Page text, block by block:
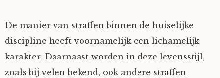
De manier van straffen binnen de huiselijke
discipline heeft voornamelijk een lichamelijk
karakter. Daarnaast worden in deze levensstijl,
zoals bij velen bekend, ook andere straffen